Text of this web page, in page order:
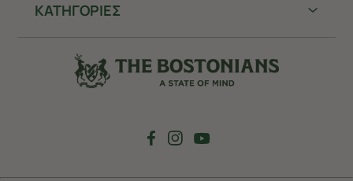
ΚΑΤΗΓΟΡΙΕΣ